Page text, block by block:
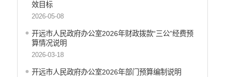
中国共产党开远市委员会党校
开远市地方志编纂委员会办公室
中国共产党开远市委员会机构编制办公室
开远市发展和改革局
开远市工业商务和信息化局
开远市教育体育局
效目标
2026-05-08
开远市人民政府办公室2026年财政拨款“三公”经费预
算情况说明
2026-03-18
开远市人民政府办公室2026年部门预算编制说明